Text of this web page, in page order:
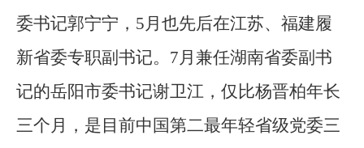
委书记郭宁宁，5月也先后在江苏、福建履
新省委专职副书记。7月兼任湖南省委副书
记的岳阳市委书记谢卫江，仅比杨晋柏年长
三个月，是目前中国第二最年轻省级党委三